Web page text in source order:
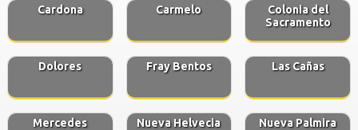
Cardona Carmelo
Colonia del
Sacramento
Dolores Fray Bentos Las Cañas
Mercedes Nueva Helvecia Nueva Palmira